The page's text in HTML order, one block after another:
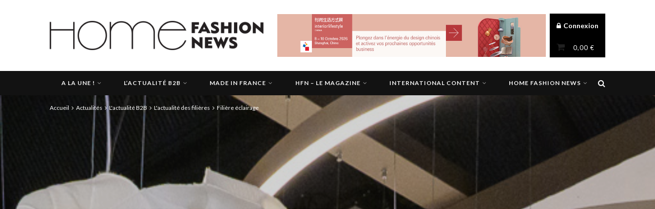
Connexion
0,00 €
A LA UNE ! L’ACTUALITÉ B2B MADE IN FRANCE HFN – LE MAGAZINE INTERNATIONAL CONTENT HOME FASHION NEWS
Accueil Actualités L'actualité B2B L'actualité des filières Filière éclairage